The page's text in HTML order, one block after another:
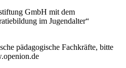
GmbH mit dem
im Jugendalter“
pädagogische Fachkräfte, bitte